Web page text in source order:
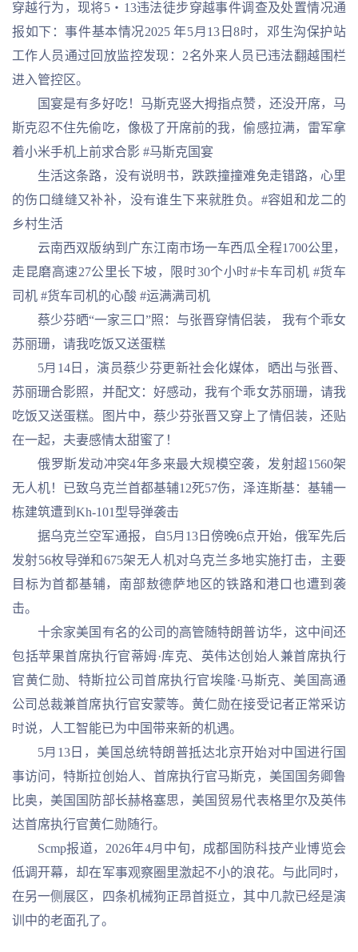
穿越行为，现将5・13违法徒步穿越事件调查及处置情况通
报如下：事件基本情况2025 年5月13日8时，邓生沟保护站
工作人员通过回放监控发现：2名外来人员已违法翻越围栏
进入管控区。
国宴是有多好吃！马斯克竖大拇指点赞，还没开席，马
斯克忍不住先偷吃，像极了开席前的我，偷感拉满，雷军拿
着小米手机上前求合影 #马斯克国宴
生活这条路，没有说明书，跌跌撞撞难免走错路，心里
的伤口缝缝又补补，没有谁生下来就胜负。#容姐和龙二的
乡村生活
云南西双版纳到广东江南市场一车西瓜全程1700公里，
走昆磨高速27公里长下坡，限时30个小时#卡车司机 #货车
司机 #货车司机的心酸 #运满满司机
蔡少芬晒“一家三口”照：与张晋穿情侣装， 我有个乖女
苏丽珊，请我吃饭又送蛋糕
5月14日，演员蔡少芬更新社会化媒体，晒出与张晋、
苏丽珊合影照，并配文：好感动，我有个乖女苏丽珊，请我
吃饭又送蛋糕。图片中，蔡少芬张晋又穿上了情侣装，还贴
在一起，夫妻感情太甜蜜了！
俄罗斯发动冲突4年多来最大规模空袭，发射超1560架
无人机！已致乌克兰首都基辅12死57伤，泽连斯基：基辅一
栋建筑遭到Kh-101型导弹袭击
据乌克兰空军通报，自5月13日傍晚6点开始，俄军先后
发射56枚导弹和675架无人机对乌克兰多地实施打击，主要
目标为首都基辅，南部敖德萨地区的铁路和港口也遭到袭
击。
十余家美国有名的公司的高管随特朗普访华，这中间还
包括苹果首席执行官蒂姆·库克、英伟达创始人兼首席执行
官黄仁勋、特斯拉公司首席执行官埃隆·马斯克、美国高通
公司总裁兼首席执行官安蒙等。黄仁勋在接受记者正常采访
时说，人工智能已为中国带来新的机遇。
5月13日，美国总统特朗普抵达北京开始对中国进行国
事访问，特斯拉创始人、首席执行官马斯克，美国国务卿鲁
比奥，美国国防部长赫格塞思，美国贸易代表格里尔及英伟
达首席执行官黄仁勋随行。
Scmp报道，2026年4月中旬，成都国防科技产业博览会
低调开幕，却在军事观察圈里激起不小的浪花。与此同时，
在另一侧展区，四条机械狗正昂首挺立，其中几款已经是演
训中的老面孔了。